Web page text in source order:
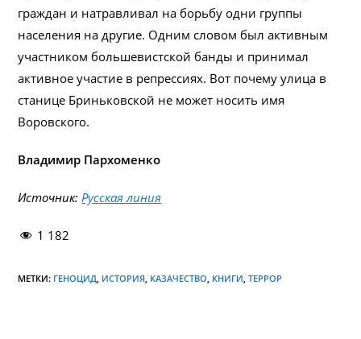
граждан и натравливал на борьбу одни группы
населения на другие. Одним словом был активным
участником большевистской банды и принимал
активное участие в репрессиях. Вот почему улица в
станице Бриньковской не может носить имя
Воровского.
Владимир Пархоменко
Источник: Русская линия
1 182
МЕТКИ: ГЕНОЦИД ИСТОРИЯ КАЗАЧЕСТВО КНИГИ ТЕРРОР